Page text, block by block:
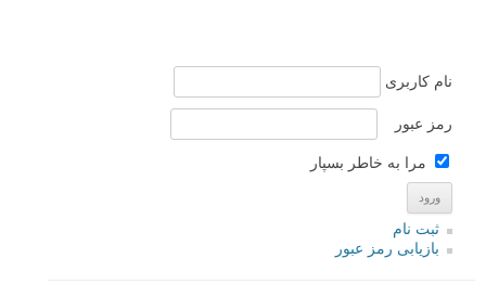
نام کاربری
رمز عبور
مرا به خاطر بسپار
ثبت نام
بازیابی رمز عبور